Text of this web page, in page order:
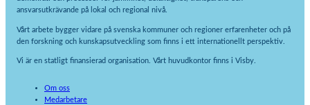
ansvarsutkrävande på lokal och regional nivå.
Vårt arbete bygger vidare på svenska kommuner och regioner erfarenheter och på
den forskning och kunskapsutveckling som finns i ett internationellt perspektiv.
Vi är en statligt finansierad organisation. Vårt huvudkontor finns i Visby.
Om oss
Medarbetare